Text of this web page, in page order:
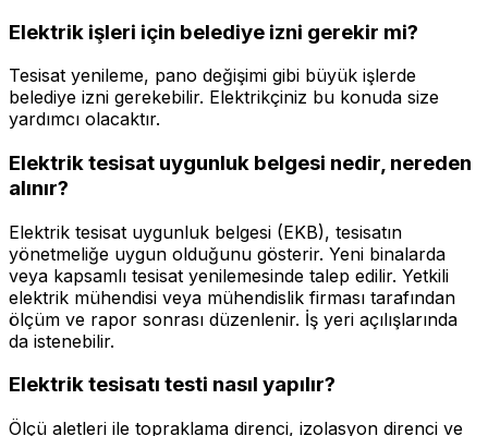
Elektrik işleri için belediye izni gerekir mi?
Tesisat yenileme, pano değişimi gibi büyük işlerde
belediye izni gerekebilir. Elektrikçiniz bu konuda size
yardımcı olacaktır.
Elektrik tesisat uygunluk belgesi nedir, nereden
alınır?
Elektrik tesisat uygunluk belgesi (EKB), tesisatın
yönetmeliğe uygun olduğunu gösterir. Yeni binalarda
veya kapsamlı tesisat yenilemesinde talep edilir. Yetkili
elektrik mühendisi veya mühendislik firması tarafından
ölçüm ve rapor sonrası düzenlenir. İş yeri açılışlarında
da istenebilir.
Elektrik tesisatı testi nasıl yapılır?
Ölçü aletleri ile topraklama direnci, izolasyon direnci ve